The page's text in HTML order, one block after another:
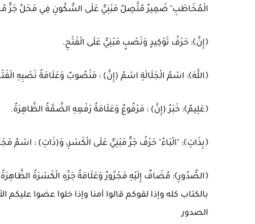
الْمُخَاطَبِ" ضَمِيرٌ مُتَّصِلٌ مَبْنِيٌّ عَلَى السُّكُونِ فِي مَحَلِّ جَرٍّ
﴿إِنَّ﴾: حَرْفُ تَوْكِيدٍ وَنَصْبٍ مَبْنِيٌّ عَلَى الْفَتْحِ.
﴿اللَّهَ﴾: اسْمُ الْجَلَالَةِ اسْمُ (إِنَّ) : مَنْصُوبٌ وَعَلَامَةُ نَصْبِهِ
﴿عَلِيمٌ﴾: خَبَرُ (إِنَّ) : مَرْفُوعٌ وَعَلَامَةُ رَفْعِهِ الضَّمَّةُ الظَّاهِرَةُ.
﴿بِذَاتِ﴾: "الْبَاءُ" حَرْفُ جَرٍّ مَبْنِيٌّ عَلَى الْكَسْرِ، وَ(ذَاتِ) : اسْمٌ
﴿الصُّدُورِ﴾: مُضَافٌ إِلَيْهِ مَجْرُورٌ وَعَلَامَةُ جَرِّهِ الْكَسْرَةُ
بالكتاب كله وإذا لقوكم قالوا آمنا وإذا خلوا عضوا
الصدور